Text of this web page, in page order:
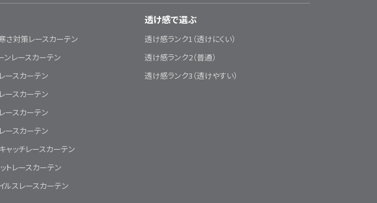
さ対策レースカーテン
ンレースカーテン
ースカーテン
ースカーテン
ースカーテン
ースカーテン
ャッチレースカーテン
トレースカーテン
ルスレースカーテン
透け感で選ぶ
透け感ランク1（透けにくい）
透け感ランク2（普通）
透け感ランク3（透けやすい）